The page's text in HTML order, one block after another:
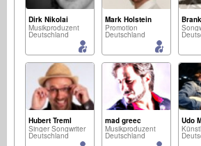
Dirk Nikolai
Musikproduzent
Deutschland
Mark Holstein
Promotion
Deutschland
Hubert Treml
Singer Songwriter
Deutschland
mad greec
Musikproduzent
Deutschland
Udo